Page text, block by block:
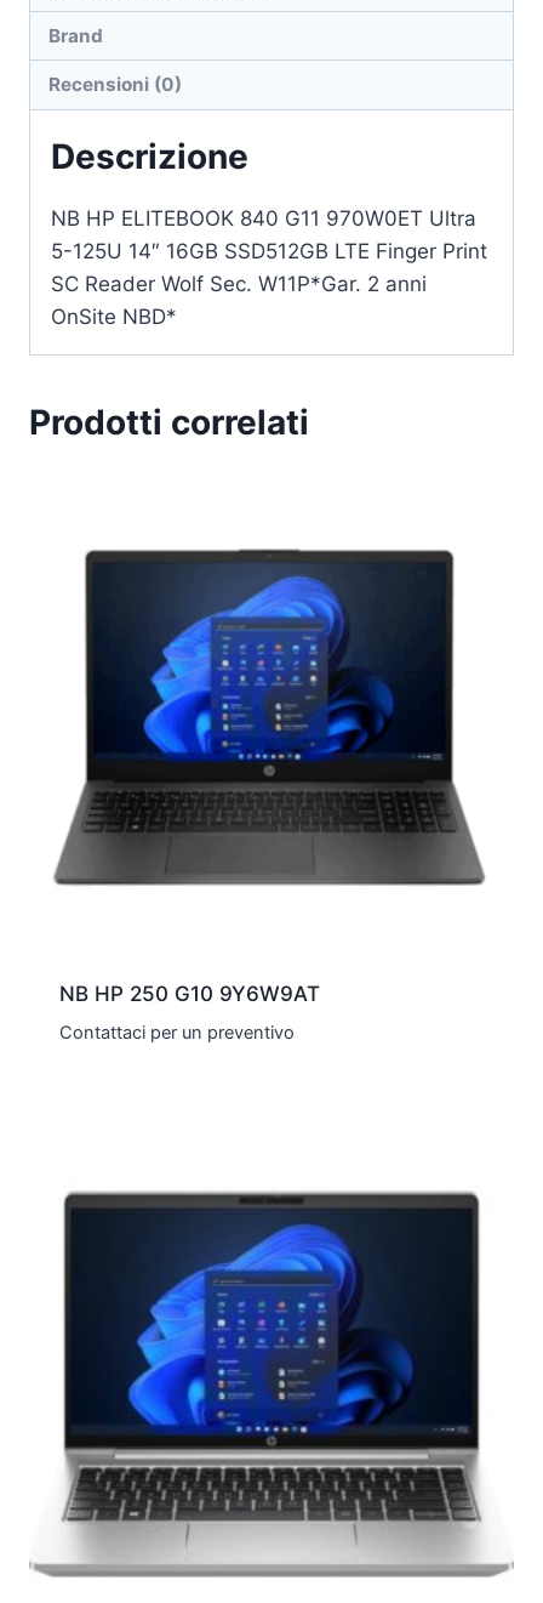
Brand
Recensioni (0)
Descrizione
NB HP ELITEBOOK 840 G11 970W0ET Ultra
5-125U 14″ 16GB SSD512GB LTE Finger Print
SC Reader Wolf Sec. W11P*Gar. 2 anni
OnSite NBD*
Prodotti correlati
NB HP 250 G10 9Y6W9AT
Contattaci per un preventivo